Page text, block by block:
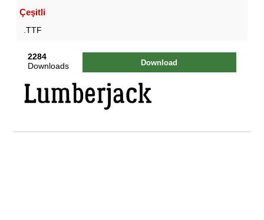
Çeşitli
.TTF
2284
Downloads
Download